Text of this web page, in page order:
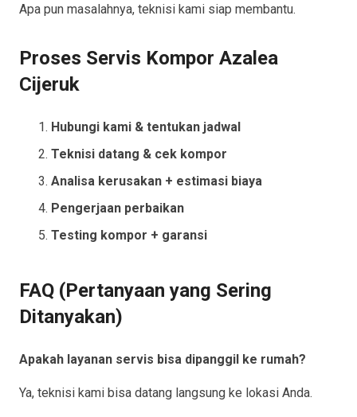
Apa pun masalahnya, teknisi kami siap membantu.
Proses Servis Kompor Azalea
Cijeruk
Hubungi kami & tentukan jadwal
Teknisi datang & cek kompor
Analisa kerusakan + estimasi biaya
Pengerjaan perbaikan
Testing kompor + garansi
FAQ (Pertanyaan yang Sering
Ditanyakan)
Apakah layanan servis bisa dipanggil ke rumah?
Ya, teknisi kami bisa datang langsung ke lokasi Anda.